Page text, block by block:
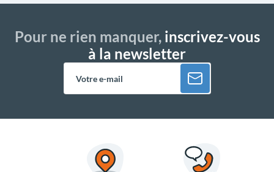
Pour ne rien manquer,inscrivez-vous
à la newsletter